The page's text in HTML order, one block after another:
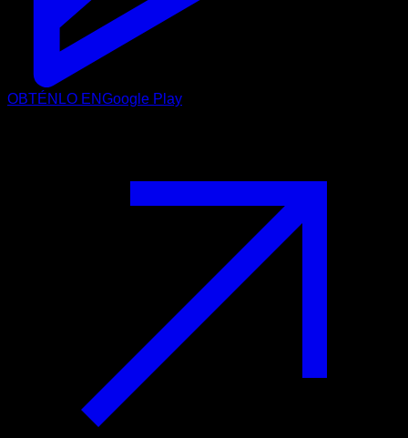
OBTÉNLO ENGoogle Play